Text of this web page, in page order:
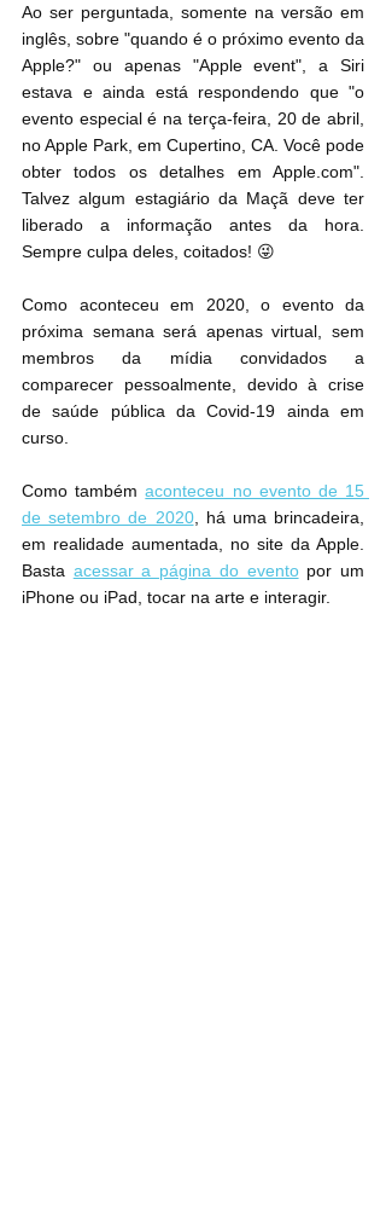
Ao ser perguntada, somente na versão em
inglês, sobre "quando é o próximo evento da
Apple?" ou apenas "Apple event", a ‌Siri‌
estava e ainda está respondendo que "o
evento especial é na terça-feira, 20 de abril,
no Apple Park, em Cupertino, CA. Você pode
obter todos os detalhes em Apple.com".
Talvez algum estagiário da Maçã deve ter
liberado a informação antes da hora.
Sempre culpa deles, coitados! 😜
Como aconteceu em 2020, o evento da
próxima semana será apenas virtual, sem
membros da mídia convidados a
comparecer pessoalmente, devido à crise
de saúde pública da Covid-19 ainda em
curso.
Como também aconteceu no evento de 15
de setembro de 2020, há uma brincadeira,
em realidade aumentada, no site da Apple.
Basta acessar a página do evento por um
iPhone ou iPad, tocar na arte e interagir.